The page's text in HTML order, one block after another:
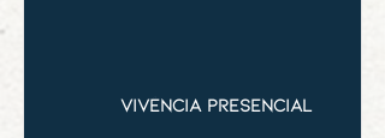
vivência presencial